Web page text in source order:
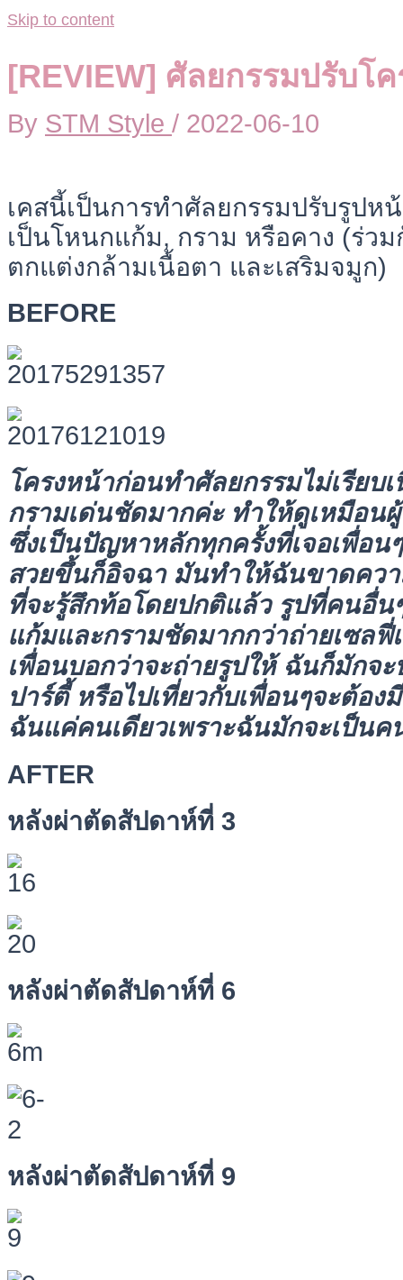
Skip to content
[REVIEW] ศัลยกรรมปรับโ
By STM Style / 2022-06-10
เคสนี้เป็นการทำศัลยกรรมปรับรูปห
เป็นโหนกแก้ม, กราม หรือคาง (ร่ว
ตกแต่งกล้ามเนื้อตา และเสริมจมูก)
BEFORE
โครงหน้าก่อนทำศัลยกรรมไม่เรียบ
กรามเด่นชัดมากค่ะ ทำให้ดูเหมือน
ซึ่งเป็นปัญหาหลักทุกครั้งที่เจอเพื่อน
สวยขึ้นก็อิจฉา มันทำให้ฉันขาดคว
ที่จะรู้สึกท้อโดยปกติแล้ว รูปที่คนอื่น
แก้มและกรามชัดมากกว่าถ่ายเซลฟี่
เพื่อนบอกว่าจะถ่ายรูปให้ ฉันก็มักจ
ปาร์ตี้ หรือไปเที่ยวกับเพื่อนๆจะต้อ
ฉันแค่คนเดียวเพราะฉันมักจะเป็น
AFTER
หลังผ่าตัดสัปดาห์ที่ 3
หลังผ่าตัดสัปดาห์ที่ 6
หลังผ่าตัดสัปดาห์ที่ 9